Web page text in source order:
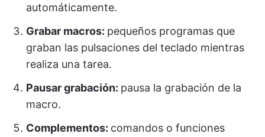
automáticamente.
Grabar macros: pequeños programas que
graban las pulsaciones del teclado mientras
realiza una tarea.
Pausar grabación: pausa la grabación de la
macro.
Complementos: comandos o funciones